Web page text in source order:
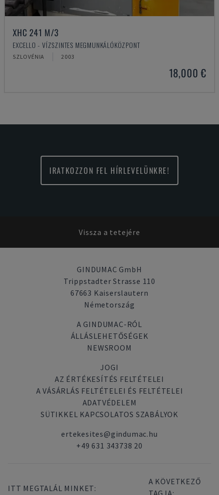
XHC 241 M/3
EXCELLO - VÍZSZINTES MEGMUNKÁLÓKÖZPONT
SZLOVÉNIA 2003
18,000 €
IRATKOZZON FEL HÍRLEVELÜNKRE!
Vissza a tetejére
GINDUMAC GmbH
Trippstadter Strasse 110
67663 Kaiserslautern
Németország
A GINDUMAC-RÓL
ÁLLÁSLEHETŐSÉGEK
NEWSROOM
JOGI
AZ ÉRTÉKESÍTÉS FELTÉTELEI
A VÁSÁRLÁS FELTÉTELEI ÉS FELTÉTELEI
ADATVÉDELEM
SÜTIKKEL KAPCSOLATOS SZABÁLYOK
ertekesites@gindumac.hu
+49 631 343738 20
ITT MEGTALÁL MINKET:
A KÖVETKEZŐ
TAGJA: